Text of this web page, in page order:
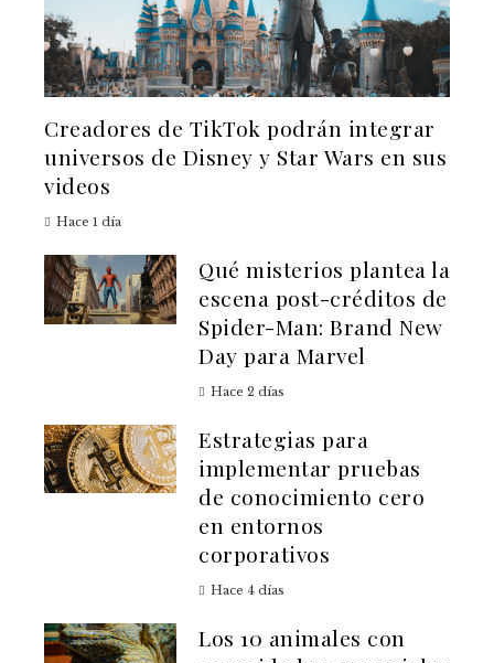
Creadores de TikTok podrán integrar
universos de Disney y Star Wars en sus
videos
Hace 1 día
Qué misterios plantea la
escena post-créditos de
Spider-Man: Brand New
Day para Marvel
Hace 2 días
Estrategias para
implementar pruebas
de conocimiento cero
en entornos
corporativos
Hace 4 días
Los 10 animales con